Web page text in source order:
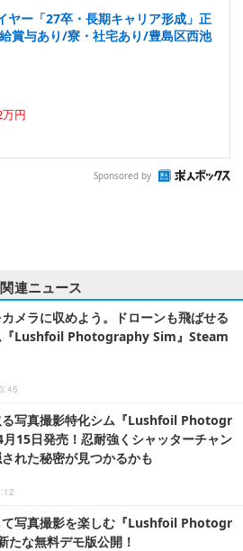
ヤー「27卒・長期キャリア形成」正
賞与あり/寮・社宅あり/豊島区西池
円
Sponsored by
関連ニュース
メラに収めよう。ドローンも飛ばせる
『Lushfoil Photography Sim』Steam
る写真撮影特化シム『Lushfoil Photogr
15日発売！忍耐強くシャッターチャン
れた秘密が見つかるかも
て写真撮影を楽しむ『Lushfoil Photogr
な無料デモ版公開！